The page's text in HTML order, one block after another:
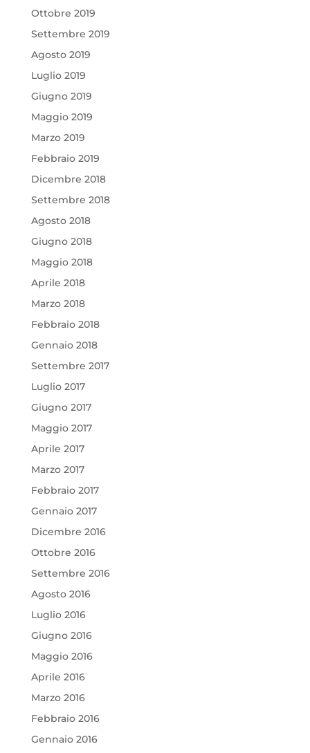
Ottobre 2019
Settembre 2019
Agosto 2019
Luglio 2019
Giugno 2019
Maggio 2019
Marzo 2019
Febbraio 2019
Dicembre 2018
Settembre 2018
Agosto 2018
Giugno 2018
Maggio 2018
Aprile 2018
Marzo 2018
Febbraio 2018
Gennaio 2018
Settembre 2017
Luglio 2017
Giugno 2017
Maggio 2017
Aprile 2017
Marzo 2017
Febbraio 2017
Gennaio 2017
Dicembre 2016
Ottobre 2016
Settembre 2016
Agosto 2016
Luglio 2016
Giugno 2016
Maggio 2016
Aprile 2016
Marzo 2016
Febbraio 2016
Gennaio 2016